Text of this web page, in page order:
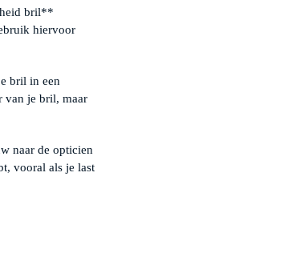
bril**
hiervoor
bril in een
van je bril, maar
naar de opticien
vooral als je last